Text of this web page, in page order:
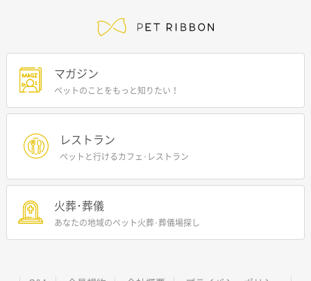
マガジン
ペットのことをもっと知りたい！
レストラン
ペットと行けるカフェ･レストラン
火葬･葬儀
あなたの地域のペット火葬･葬儀場探し